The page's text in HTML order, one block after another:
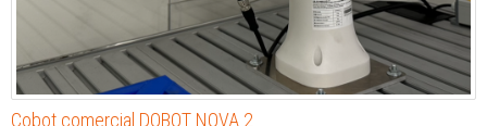
Cobot comercial DOBOT NOVA 2